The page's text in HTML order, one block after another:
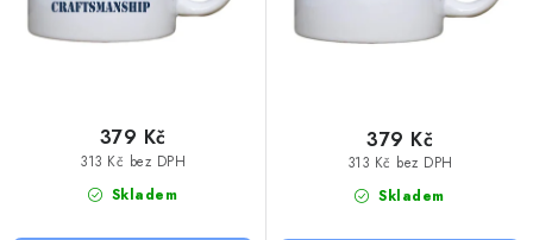
Skladem
313 Kč bez DPH
379 Kč
Skladem
313 Kč bez DPH
379 Kč